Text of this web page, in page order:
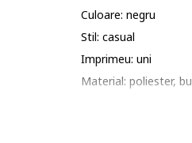
Culoare: negru
Stil: casual
Imprimeu: uni
Material: poliester,